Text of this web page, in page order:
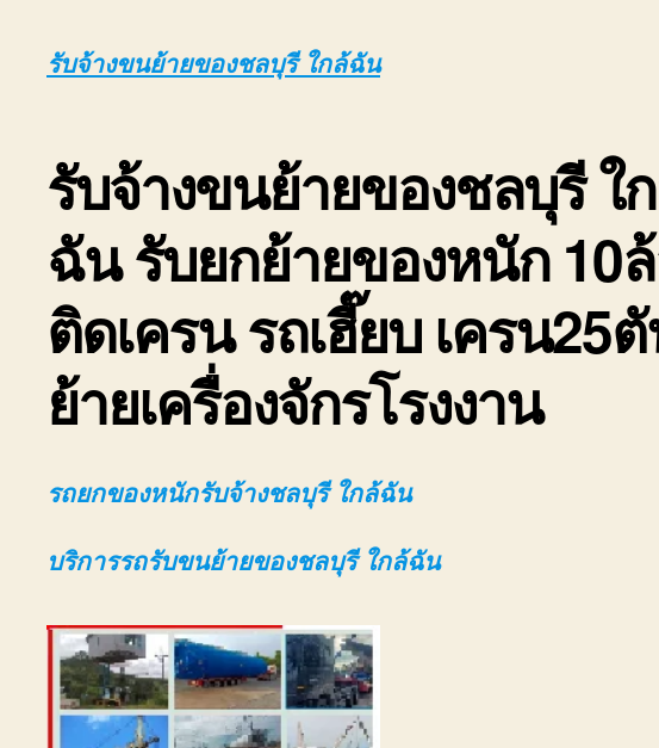
รับจ้างขนย้ายของชลบุรี ใกล้ฉัน
รับจ้างขนย้ายของชลบุรี ใ
ฉัน รับยกย้ายของหนัก 10
ติดเครน รถเฮี๊ยบ เครน25
ย้ายเครื่องจักรโรงงาน
รถยกของหนักรับจ้างชลบุรี ใกล้ฉัน
บริการรถรับขนย้ายของชลบุรี ใกล้ฉัน